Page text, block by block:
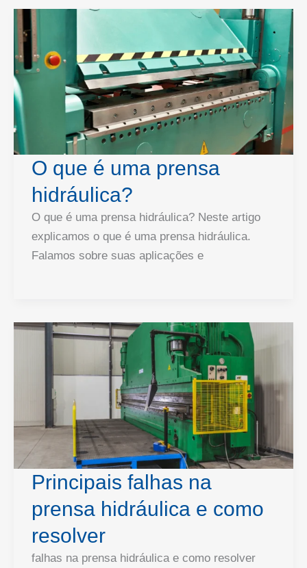
O que é uma prensa
hidráulica?
O que é uma prensa hidráulica? Neste artigo
explicamos o que é uma prensa hidráulica.
Falamos sobre suas aplicações e
Principais falhas na
prensa hidráulica e como
resolver
falhas na prensa hidráulica e como resolver